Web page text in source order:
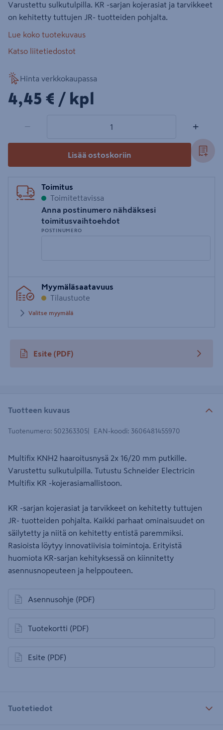
Varustettu sulkutulpilla. KR -sarjan kojerasiat ja tarvikkeet
on kehitetty tuttujen JR- tuotteiden pohjalta.
Lue koko tuotekuvaus
Katso liitetiedostot
Hinta verkkokaupassa
4,45€/kpl
4,45 € / kpl
− +
Lisää ostoskoriin
Toimitus
Toimitettavissa
Anna postinumero nähdäksesi
toimitusvaihtoehdot
POSTINUMERO
postinumero
Myymäläsaatavuus
Tilaustuote
Valitse myymälä
Esite (PDF)
avautuu uuteen välilehteen
Tuotteen kuvaus
Tuotenumero: 502363305 EAN-koodi: 3606481455970
Multifix KNH2 haaroitusnysä 2x 16/20 mm putkille.
Varustettu sulkutulpilla. Tutustu Schneider Electricin
Multifix KR -kojerasiamallistoon.
KR -sarjan kojerasiat ja tarvikkeet on kehitetty tuttujen
JR- tuotteiden pohjalta. Kaikki parhaat ominaisuudet on
säilytetty ja niitä on kehitetty entistä paremmiksi.
Rasioista löytyy innovatiivisia toimintoja. Erityistä
huomiota KR-sarjan kehityksessä on kiinnitetty
asennusnopeuteen ja helppouteen.
Asennusohje (PDF)
avautuu uuteen välilehteen
Tuotekortti (PDF)
avautuu uuteen välilehteen
Esite (PDF)
avautuu uuteen välilehteen
Tuotetiedot